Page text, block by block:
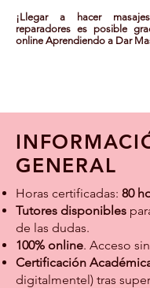
¡Llegar a hacer
reparadores es posible
online Aprendiendo a Dar
GENERAL
Horas certificadas: 80
Tutores disponibles
de las dudas.
100% online. Acceso
Certificación
digitalmentel) tras